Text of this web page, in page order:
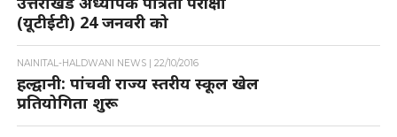
(यूटीईटी) 24 जनवरी को
NAINITAL-HALDWANI NEWS | 22/10/2016
हल्द्वानी: पांचवी राज्य स्तरीय स्कूल खेल
प्रतियोगिता शुरू